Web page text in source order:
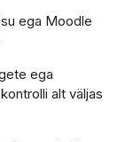
ega Moodle
ega
alt väljas